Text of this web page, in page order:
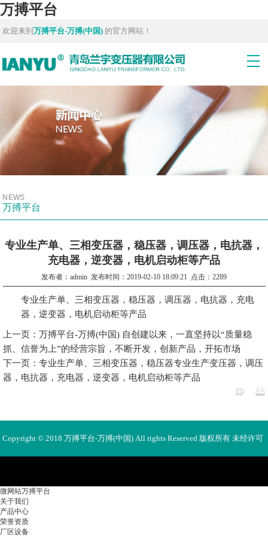
万搏平台
欢迎来到万搏平台-万搏(中国) 的官方网站！
NEWS
万搏平台
专业生产单、三相变压器，稳压器，调压器，电抗器，
充电器，逆变器，电机启动柜等产品
发布者：admin 发布时间：2019-02-10 18:09:21 点击：2289
专业生产单、三相变压器，稳压器，调压器，电抗器，充电
器，逆变器，电机启动柜等产品
上一页：万搏平台-万搏(中国) 自创建以来，一直坚持以“质量稳
抓、信誉为上”的经营宗旨，不断开发，创新产品，开拓市场
下一页：专业生产单、三相变压器，稳压器专业生产变压器，调压
器，电抗器，充电器，逆变器，电机启动柜等产品
Copyright © 2018 万搏平台-万搏(中国) All rights Reserved 版权所有 未经许可
微网站万搏平台
关于我们
产品中心
荣誉资质
厂区设备